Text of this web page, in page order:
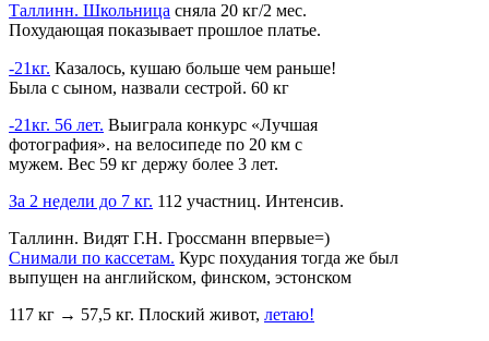
Таллинн. Школьница сняла 20 кг/2 мес.
Похудающая показывает прошлое платье.
-21кг. Казалось, кушаю больше чем раньше!
Была с сыном, назвали сестрой. 60 кг
-21кг. 56 лет. Выиграла конкурс «Лучшая
фотография». на велосипеде по 20 км с
мужем. Вес 59 кг держу более 3 лет.
За 2 недели до 7 кг. 112 участниц. Интенсив.
Таллинн. Видят Г.Н. Гроссманн впервые=)
Снимали по кассетам. Курс похудания тогда же был
выпущен на английском, финском, эстонском
117 кг → 57,5 кг. Плоский живот, летаю!